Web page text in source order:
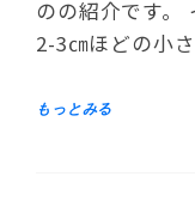
のの紹介です。
2-3㎝ほどの小